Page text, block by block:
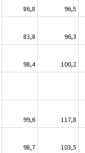
86,8 96,5
83,8 96,3
98,4 100,2
99,6 117,8
98,7 103,5